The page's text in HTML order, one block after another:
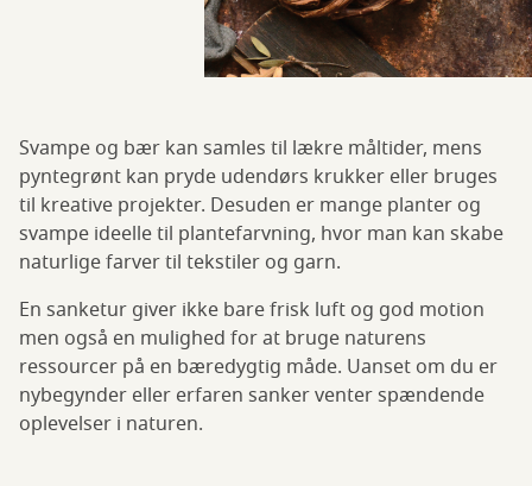
Svampe og bær kan samles til lækre måltider, mens
pyntegrønt kan pryde udendørs krukker eller bruges
til kreative projekter. Desuden er mange planter og
svampe ideelle til plantefarvning, hvor man kan skabe
naturlige farver til tekstiler og garn.
En sanketur giver ikke bare frisk luft og god motion
men også en mulighed for at bruge naturens
ressourcer på en bæredygtig måde. Uanset om du er
nybegynder eller erfaren sanker venter spændende
oplevelser i naturen.